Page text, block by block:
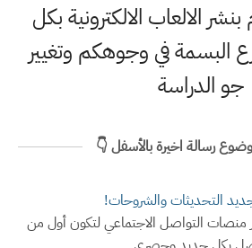
الالعاب الالكترونية بكل
البسمة في وجوهكم وتغيير
جو الدراسة
رسالة اخيرة بالأسفل 👇
التحديثات والشروحات!
منصات التواصل الاجتماعي لتكون أول من